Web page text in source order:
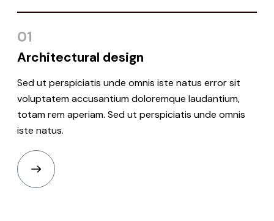
01
Architectural design
Sed ut perspiciatis unde omnis iste natus error sit
voluptatem accusantium doloremque laudantium,
totam rem aperiam. Sed ut perspiciatis unde omnis
iste natus.